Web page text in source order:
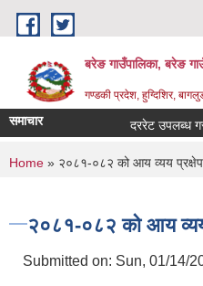
Skip to main content
बरेङ गाउँपालिका, बरेङ
गण्डकी प्रदेश, हुग्दिशिर,
समाचार दररेट उपलब्ध गराउने
You are here
Home » २०८१-०८२ को आय व्यय
२०८१-०८२ को आय
Submitted on: Sun, 01/14/